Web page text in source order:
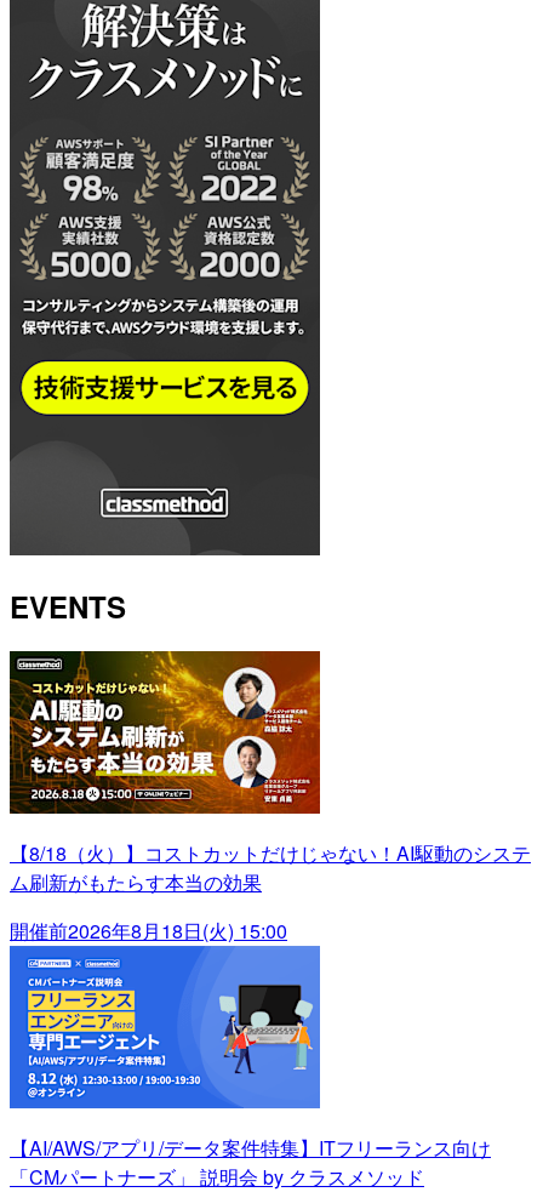
EVENTS
【8/18（火）】コストカットだけじゃない！AI駆動のシステ
ム刷新がもたらす本当の効果
開催前2026年8月18日(火) 15:00
【AI/AWS/アプリ/データ案件特集】ITフリーランス向け
「CMパートナーズ」 説明会 by クラスメソッド